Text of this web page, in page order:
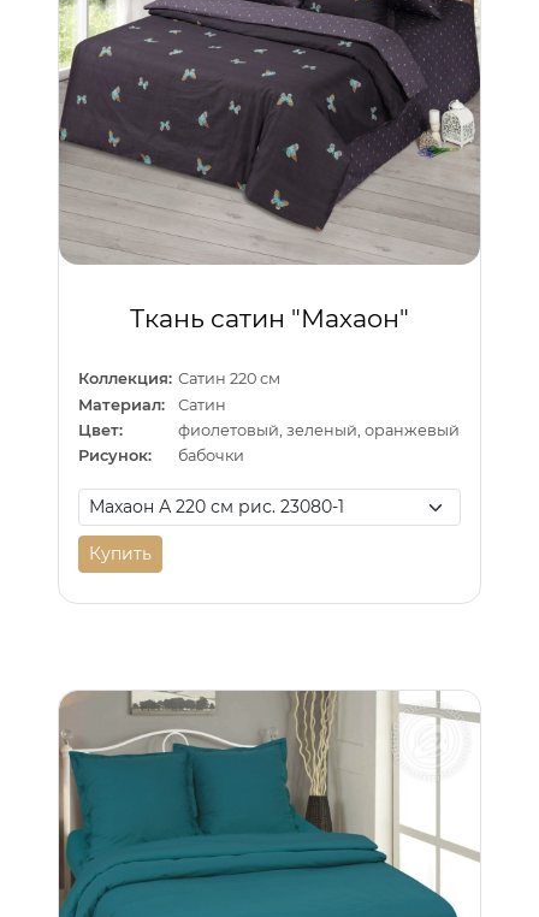
Ткань сатин "Махаон"
Коллекция: Сатин 220 см
Материал:
Сатин
Цвет:
фиолетовый, зеленый, оранжевый
Рисунок:
бабочки
Купить